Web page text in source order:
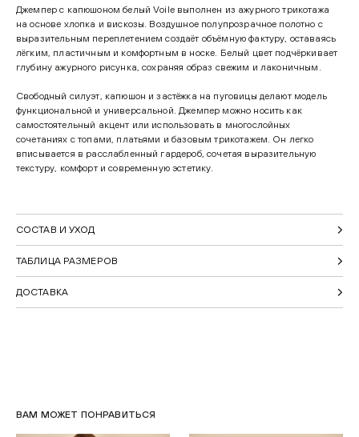
Джемпер с капюшоном белый Voile выполнен из ажурного трикотажа
на основе хлопка и вискозы. Воздушное полупрозрачное полотно с
выразительным переплетением создаёт объёмную фактуру, оставаясь
лёгким, пластичным и комфортным в носке. Белый цвет подчёркивает
глубину ажурного рисунка, сохраняя образ свежим и лаконичным.
Свободный силуэт, капюшон и застёжка на пуговицы делают модель
функциональной и универсальной. Джемпер можно носить как
самостоятельный акцент или использовать в многослойных
сочетаниях с топами, платьями и базовым трикотажем. Он легко
вписывается в расслабленный гардероб, сочетая выразительную
текстуру, комфорт и современную эстетику.
СОСТАВ И УХОД
ТАБЛИЦА РАЗМЕРОВ
ДОСТАВКА
ВАМ МОЖЕТ ПОНРАВИТЬСЯ